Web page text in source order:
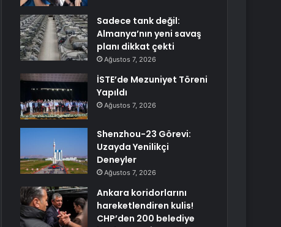
Sadece tank değil:
Almanya’nın yeni savaş
planı dikkat çekti
Ağustos 7, 2026
İSTE’de Mezuniyet Töreni
Yapıldı
Ağustos 7, 2026
Shenzhou-23 Görevi:
Uzayda Yenilikçi
Deneyler
Ağustos 7, 2026
Ankara koridorlarını
hareketlendiren kulis!
CHP’den 200 belediye